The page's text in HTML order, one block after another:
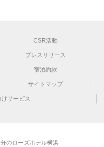
CSR活動
プレスリリース
宿泊約款
サイトマップ
サービス
のローズホテル横浜